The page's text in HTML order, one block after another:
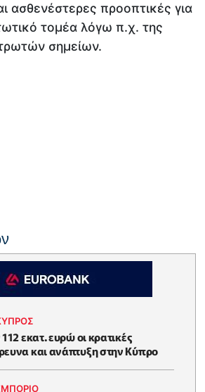
ασθενέστερες προοπτικές για
τομέα λόγω π.χ. της
σημείων.
εκατ. ευρώ οι κρατικές
και ανάπτυξη στην Κύπρο